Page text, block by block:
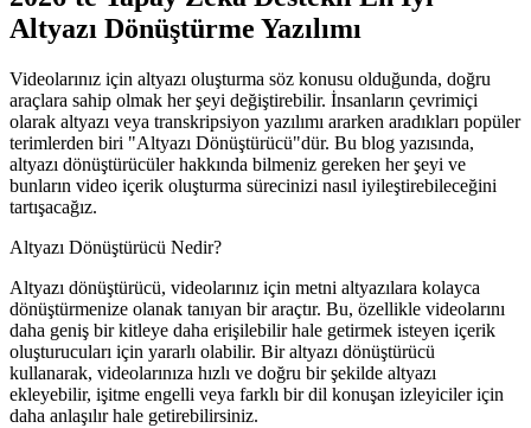
Altyazı Dönüştürme Yazılımı
Videolarınız için altyazı oluşturma söz konusu olduğunda, doğru
araçlara sahip olmak her şeyi değiştirebilir. İnsanların çevrimiçi
olarak altyazı veya transkripsiyon yazılımı ararken aradıkları popüler
terimlerden biri "Altyazı Dönüştürücü"dür. Bu blog yazısında,
altyazı dönüştürücüler hakkında bilmeniz gereken her şeyi ve
bunların video içerik oluşturma sürecinizi nasıl iyileştirebileceğini
tartışacağız.
Altyazı Dönüştürücü Nedir?
Altyazı dönüştürücü, videolarınız için metni altyazılara kolayca
dönüştürmenize olanak tanıyan bir araçtır. Bu, özellikle videolarını
daha geniş bir kitleye daha erişilebilir hale getirmek isteyen içerik
oluşturucuları için yararlı olabilir. Bir altyazı dönüştürücü
kullanarak, videolarınıza hızlı ve doğru bir şekilde altyazı
ekleyebilir, işitme engelli veya farklı bir dil konuşan izleyiciler için
daha anlaşılır hale getirebilirsiniz.